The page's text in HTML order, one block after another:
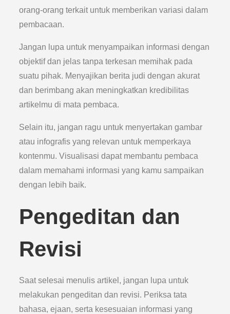
orang-orang terkait untuk memberikan variasi dalam
pembacaan.
Jangan lupa untuk menyampaikan informasi dengan
objektif dan jelas tanpa terkesan memihak pada
suatu pihak. Menyajikan berita judi dengan akurat
dan berimbang akan meningkatkan kredibilitas
artikelmu di mata pembaca.
Selain itu, jangan ragu untuk menyertakan gambar
atau infografis yang relevan untuk memperkaya
kontenmu. Visualisasi dapat membantu pembaca
dalam memahami informasi yang kamu sampaikan
dengan lebih baik.
Pengeditan dan
Revisi
Saat selesai menulis artikel, jangan lupa untuk
melakukan pengeditan dan revisi. Periksa tata
bahasa, ejaan, serta kesesuaian informasi yang